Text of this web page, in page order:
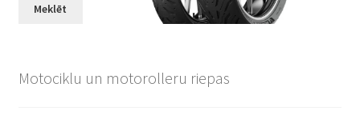
Meklēt
Motociklu un motorolleru riepas